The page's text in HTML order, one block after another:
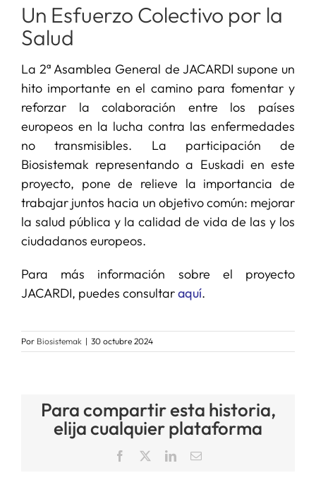
Un Esfuerzo Colectivo por la
Salud
La 2ª Asamblea General de JACARDI supone un
hito importante en el camino para fomentar y
reforzar la colaboración entre los países
europeos en la lucha contra las enfermedades
no transmisibles. La participación de
Biosistemak representando a Euskadi en este
proyecto, pone de relieve la importancia de
trabajar juntos hacia un objetivo común: mejorar
la salud pública y la calidad de vida de las y los
ciudadanos europeos.
Para más información sobre el proyecto
JACARDI, puedes consultaraquí.
Por Biosistemak | 30 octubre 2024
Para compartir esta historia,
elija cualquier plataforma
Facebook LinkedInCorreo